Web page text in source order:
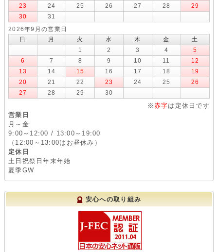
23 24 25 26 27 28
29
30
31
2026年9月の営業日
日
月 火 水 木 金
土
1
2 3 4
5
6
7 8 9 10 11
12
13
14 15 16 17 18
19
20
21 22 23 24 25
26
27
28 29 30
※ 赤字は定休日です
営業日
月～金
9:00～12:00 / 13:00～19:00
（12:00～13:00はお昼休み）
定休日
土日祝祭日年末年始
夏季GW
安心への取り組み